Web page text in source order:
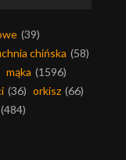
(39)
chińska (58)
mąka (1596)
(36) orkisz (66)
(484)